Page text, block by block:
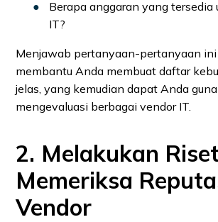
Berapa anggaran yang tersedia
IT?
Menjawab pertanyaan-pertanyaan
membantu Anda membuat daftar
jelas, yang kemudian dapat Anda
mengevaluasi berbagai vendor IT.
2. Melakukan
Memeriksa
Vendor